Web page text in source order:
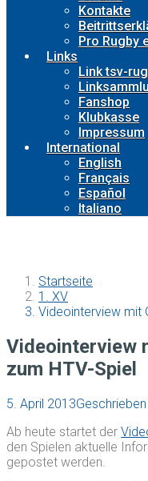
Kontakte
Pro Rugby
Links
Link tsv-
Fanshop
Klubkasse
Impressum
International
English
Français
Español
Italiano
Startseite
1. XV
Videointerview mit
Videointerview
zum HTV-Spiel
5. April 2013
Ab heute startet der
den Spielen aktuelle
gepostet werden.